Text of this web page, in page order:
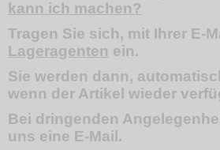
kann ich machen?
Tragen Sie sich, mit Ihrer E-
Lageragenten ein.
Sie werden dann,
wenn der Artikel wieder
Bei dringenden
uns eine E-Mail.